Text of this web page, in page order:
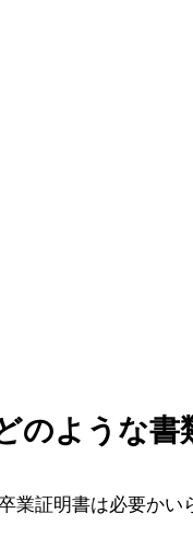
のような書
業証明書は必要か